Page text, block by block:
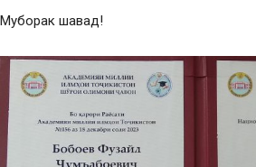
Муборак шавад!